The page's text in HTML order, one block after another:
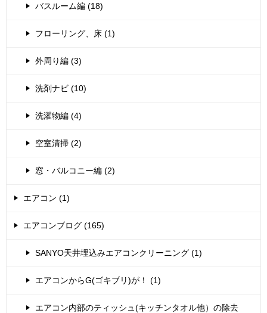
バスルーム編 (18)
フローリング、床 (1)
外周り編 (3)
洗剤ナビ (10)
洗濯物編 (4)
空室清掃 (2)
窓・バルコニー編 (2)
エアコン (1)
エアコンブログ (165)
SANYO天井埋込みエアコンクリーニング (1)
エアコンからG(ゴキブリ)が！ (1)
エアコン内部のティッシュ(キッチンタオル他）の除去